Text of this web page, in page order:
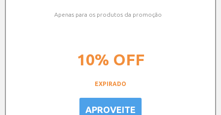
Apenas para os produtos da promoção
10% OFF
EXPIRADO
APROVEITE